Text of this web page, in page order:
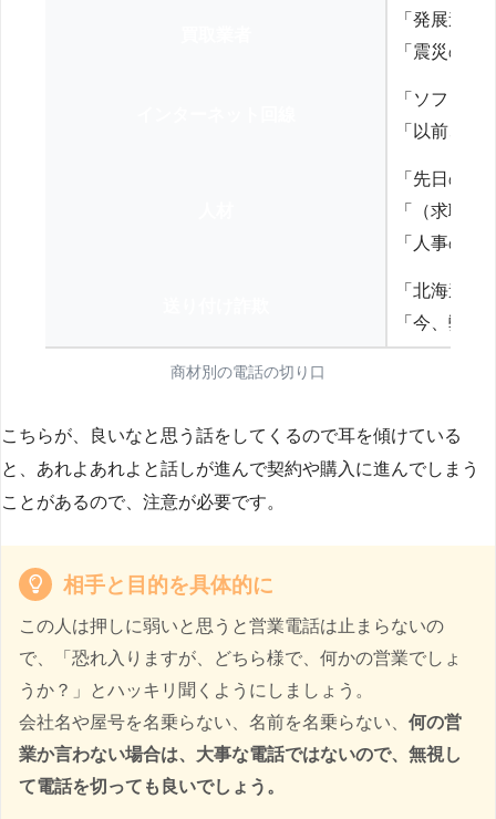
「発展途
「震災の
「ソフト
「以前、
「先日の
「（求職
「人事の方
「北海道
「今、弊
商材別の電話の切り口
こちらが、良いなと思う話をしてくるので耳を傾けている
と、あれよあれよと話しが進んで契約や購入に進んでしまう
ことがあるので、注意が必要です。
相手と目的を具体的に
この人は押しに弱いと思うと営業電話は止まらないの
で、「恐れ入りますが、どちら様で、何かの営業でしょ
うか？」とハッキリ聞くようにしましょう。
会社名や屋号を名乗らない、名前を名乗らない、 何の営
業か言わない場合は、大事な電話ではないので、無視し
て電話を切っても良いでしょう。